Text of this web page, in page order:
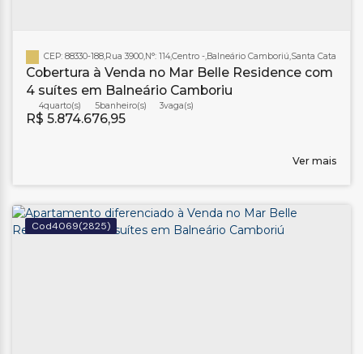
Cobertura à Venda no Mar Belle Residence com
4 suítes em Balneário Camboriu
R$ 5.874.676,95
CEP: 88330-188,Rua 3900,N°: 114,Centro ,Balneário Camboriú,Santa Catarina
4 5banheiro(s) 3
Ver mais
4069(2825)